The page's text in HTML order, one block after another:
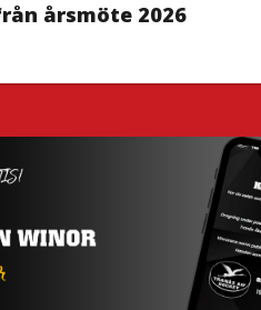
årsmöte 2026